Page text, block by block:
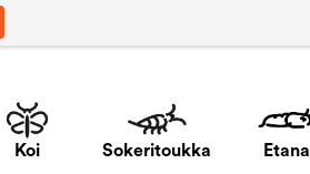
Koi Sokeritoukka Etana